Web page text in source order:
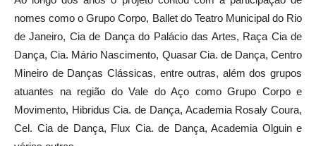
nomes como o Grupo Corpo, Ballet do Teatro Municipal do Rio
de Janeiro, Cia de Dança do Palácio das Artes, Raça Cia de
Dança, Cia. Mário Nascimento, Quasar Cia. de Dança, Centro
Mineiro de Danças Clássicas, entre outras, além dos grupos
atuantes na região do Vale do Aço como Grupo Corpo e
Movimento, Hibridus Cia. de Dança, Academia Rosaly Coura,
Cel. Cia de Dança, Flux Cia. de Dança, Academia Olguin e
várias outras.